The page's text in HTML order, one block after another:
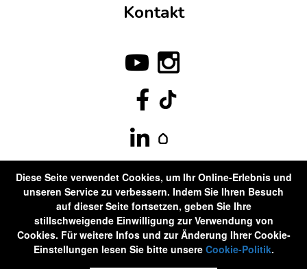
Kontakt
Diese Seite verwendet Cookies, um Ihr Online-Erlebnis und
unseren Service zu verbessern. Indem Sie Ihren Besuch
auf dieser Seite fortsetzen, geben Sie Ihre
stillschweigende Einwilligung zur Verwendung von
Cookies. Für weitere Infos und zur Änderung Ihrer Cookie-
Einstellungen lesen Sie bitte unsere Cookie-Politik.